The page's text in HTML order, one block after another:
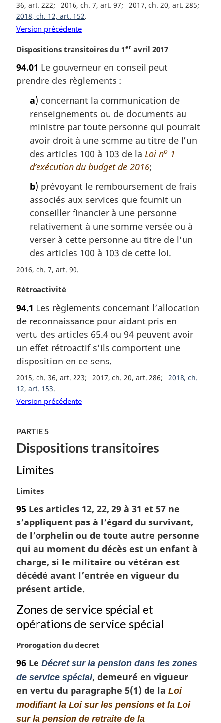
36, art. 222
2016, ch. 7, art. 97
2017, ch. 20, art. 285
2018, ch. 12, art. 152
Version précédente
N
t
e
Dispositions transitoires du 1er avril 2017
94.01 Le gouverneur en conseil peut
prendre des règlements :
a) concernant la communication de
renseignements ou de documents au
ministre par toute personne qui pourrait
avoir droit à une somme au titre de l’un
des articles 100 à 103 de la Loi no 1
d’exécution du budget de 2016;
b) prévoyant le remboursement de frais
associés aux services que fournit un
conseiller financier à une personne
relativement à une somme versée ou à
verser à cette personne au titre de l’un
des articles 100 à 103 de cette loi.
2016, ch. 7, art. 90
N
t
e
m
a
g
i
n
a
:
Rétroactivité
94.1 Les règlements concernant l’allocation
de reconnaissance pour aidant pris en
vertu des articles 65.4 ou 94 peuvent avoir
un effet rétroactif s’ils comportent une
disposition en ce sens.
2015, ch. 36, art. 223 2017, ch. 20, art. 286
2018, ch.
12, art. 153
Version précédente
PARTIE 5
Dispositions transitoires
Limites
N
t
e
m
a
g
i
n
l
e
Limites
95 Les articles 12, 22, 29 à 31 et 57 ne
s’appliquent pas à l’égard du survivant,
de l’orphelin ou de toute autre personne
qui au moment du décès est un enfant à
charge, si le militaire ou vétéran est
décédé avant l’entrée en vigueur du
présent article.
Zones de service spécial et
opérations de service spécial
N
t
e
m
r
g
Prorogation du décret
96 Le Décret sur la pension dans les zones
de service spécial, demeuré en vigueur
en vertu du paragraphe 5(1) de la Loi
modifiant la Loi sur les pensions et la Loi
sur la pension de retraite de la